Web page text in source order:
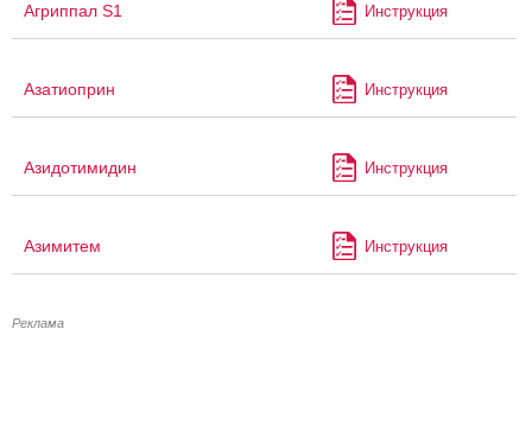
Агриппал S1 Инструкция
Азатиоприн Инструкция
Азидотимидин Инструкция
Азимитем Инструкция
Реклама